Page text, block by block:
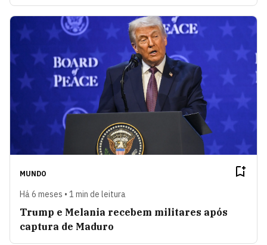
MUNDO
Há 6 meses • 1 min de leitura
Trump e Melania recebem militares após
captura de Maduro